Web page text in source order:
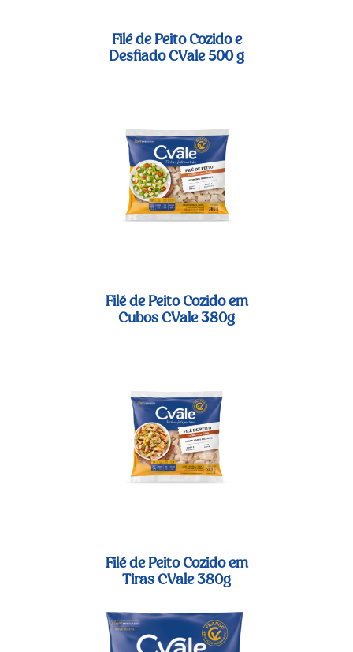
Filé de Peito Cozido e
Desfiado CVale 500 g
Filé de Peito Cozido em
Cubos CVale 380g
Filé de Peito Cozido em
Tiras CVale 380g